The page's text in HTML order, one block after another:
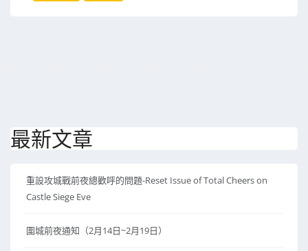
最新文章
重設攻城戰前夜總歡呼的問題-Reset Issue of Total Cheers on
Castle Siege Eve
圍城前夜通知（2月14日~2月19日）